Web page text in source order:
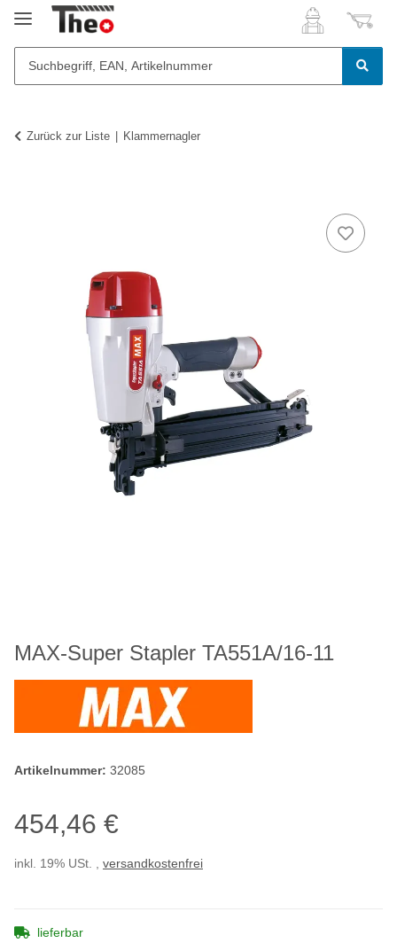
Zurück zur Liste Klammernagler
MAX-Super Stapler TA551A/16-11
Artikelnummer: 32085
454,46 €
inkl. 19% USt. , versandkostenfrei
lieferbar